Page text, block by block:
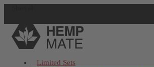
Jetzt registrieren
Limited Sets